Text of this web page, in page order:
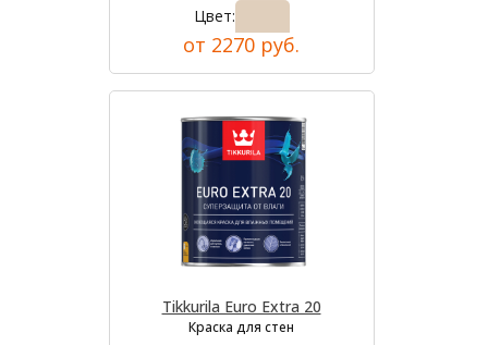
Цвет:
от 2270 руб.
Tikkurila Euro Extra 20
Краска для стен